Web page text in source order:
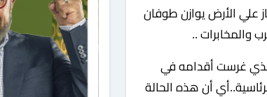
علي الأرض يوازن طوفان
والمخابرات ..
الذي غرست أقدامه في
أن هذه الحالة